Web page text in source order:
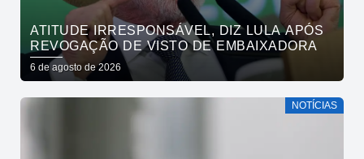
ATITUDE IRRESPONSÁVEL, DIZ LULA APÓS
REVOGAÇÃO DE VISTO DE EMBAIXADORA
6 de agosto de 2026
NOTÍCIAS